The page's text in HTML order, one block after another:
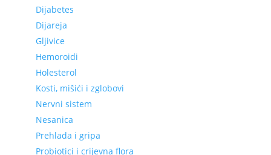
Dijabetes
Dijareja
Gljivice
Hemoroidi
Holesterol
Kosti, mišići i zglobovi
Nervni sistem
Nesanica
Prehlada i gripa
Probiotici i crijevna flora